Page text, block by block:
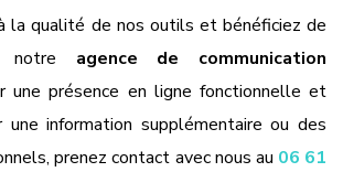
la qualité de nos outils et bénéficiez de
notre agence de communication
une présence en ligne fonctionnelle et
une information supplémentaire ou des
prenez contact avec nous au 06 61